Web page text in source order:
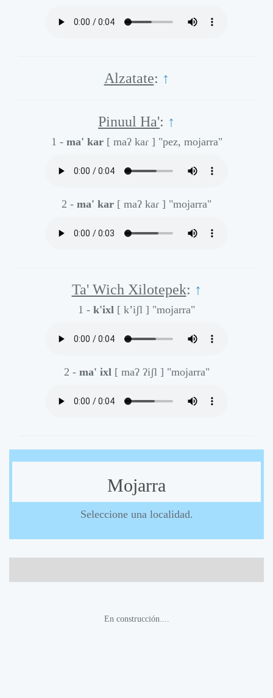
Alzatate: ↑
Pinuul Ha': ↑
1 - ma' kar [ maʔ kaɾ ] "pez, mojarra"
2 - ma' kar [ maʔ kaɾ ] "mojarra"
Ta' Wich Xilotepek: ↑
1 - k'ixl [ k’iʃl ] "mojarra"
2 - ma' ixl [ maʔ ʔiʃl ] "mojarra"
Mojarra
Seleccione una localidad.
En construcción....